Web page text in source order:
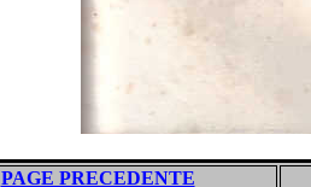
PAGE PRECEDENTE